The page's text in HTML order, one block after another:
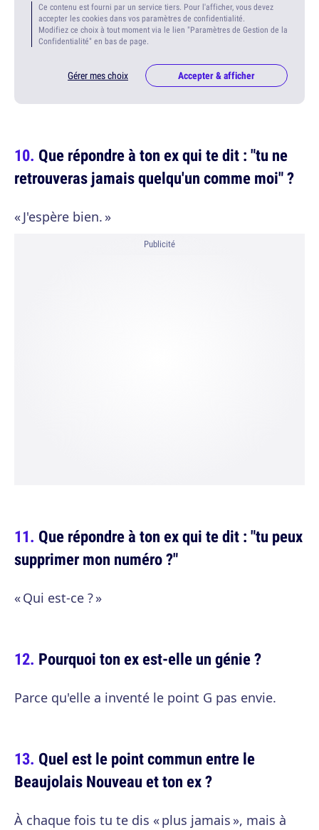
Ce contenu est fourni par un service tiers. Pour l'afficher, vous devez
accepter les cookies dans vos paramètres de confidentialité.
Modifiez ce choix à tout moment via le lien "Paramètres de Gestion de la
Confidentialité" en bas de page.
Gérer mes choix Accepter & afficher
Que répondre à ton ex qui te dit : "tu ne
retrouveras jamais quelqu'un comme moi" ?
« J'espère bien. »
Publicité
Que répondre à ton ex qui te dit : "tu peux
supprimer mon numéro ?"
« Qui est-ce ? »
Pourquoi ton ex est-elle un génie ?
Parce qu'elle a inventé le point G pas envie.
Quel est le point commun entre le
Beaujolais Nouveau et ton ex ?
À chaque fois tu te dis « plus jamais », mais à